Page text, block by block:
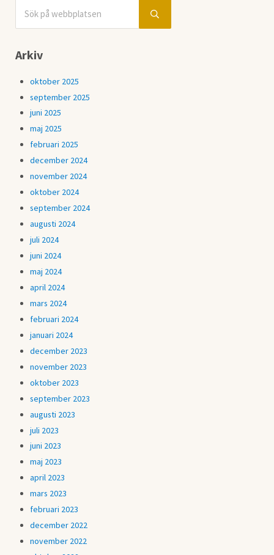
Sidebar
Submit search
Arkiv
oktober 2025
september 2025
juni 2025
maj 2025
februari 2025
december 2024
november 2024
oktober 2024
september 2024
augusti 2024
juli 2024
juni 2024
maj 2024
april 2024
mars 2024
februari 2024
januari 2024
december 2023
november 2023
oktober 2023
september 2023
augusti 2023
juli 2023
juni 2023
maj 2023
april 2023
mars 2023
februari 2023
december 2022
november 2022